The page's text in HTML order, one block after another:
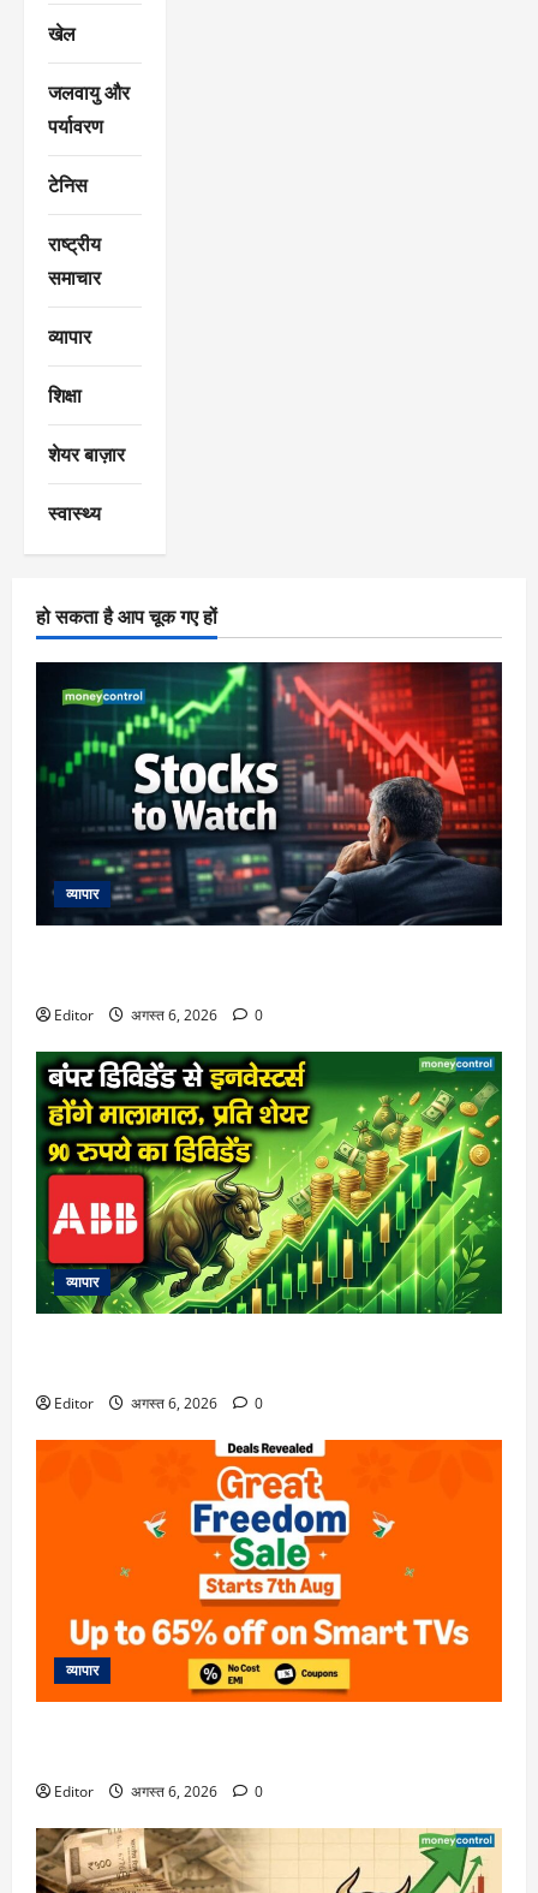
खेल
जलवायु और
पर्यावरण
टेनिस
राष्ट्रीय
समाचार
व्यापार
शिक्षा
शेयर बाज़ार
स्वास्थ्य
हो सकता है आप चूक गए हों
व्यापार
Editor अगस्त 6, 2026 0
व्यापार
Editor अगस्त 6, 2026 0
व्यापार
Editor अगस्त 6, 2026 0